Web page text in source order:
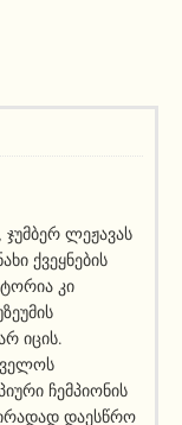
ლეჟავას
ქვეყნების
კი
იცის.
ჩემპიონის
დაესწრო